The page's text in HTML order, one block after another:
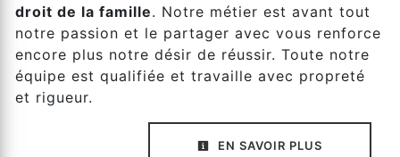
droit de la famille. Notre métier est avant tout
notre passion et le partager avec vous renforce
encore plus notre désir de réussir. Toute notre
équipe est qualifiée et travaille avec propreté
et rigueur.
EN SAVOIR PLUS